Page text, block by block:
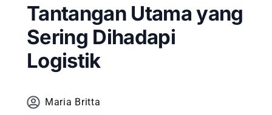
Tantangan Utama yang
Sering Dihadapi
Logistik
Maria Britta